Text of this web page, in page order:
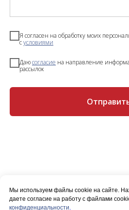
Я согласен на обработку моих
сусловиями
Даюсогласие на направление
рассылок
Мы используем файлы cookie на сайте.
даете согласие на работу с файлами
конфиденциальности.